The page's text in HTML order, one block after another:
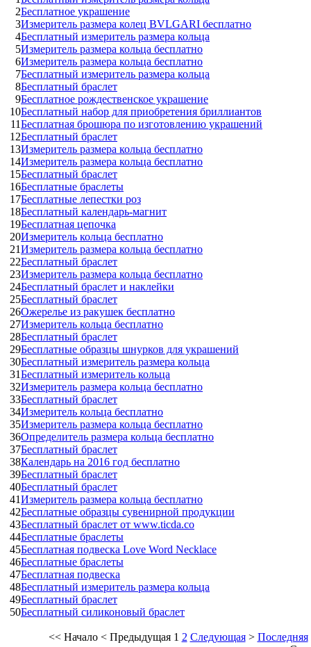
2Бесплатное украшение
3Измеритель размера колец BVLGARI бесплатно
4Бесплатный измеритель размера кольца
5Измеритель размера кольца бесплатно
6Измеритель размера кольца бесплатно
7Бесплатный измеритель размера кольца
8Бесплатный браслет
9Бесплатное рождественское украшение
10Бесплатный набор для приобретения бриллиантов
11Бесплатная брошюра по изготовлению украшений
12Бесплатный браслет
13Измеритель размера кольца бесплатно
14Измеритель размера кольца бесплатно
15Бесплатный браслет
16Бесплатные браслеты
17Бесплатные лепестки роз
18Бесплатный календарь-магнит
19Бесплатная цепочка
20Измеритель кольца бесплатно
21Измеритель размера кольца бесплатно
22Бесплатный браслет
23Измеритель размера кольца бесплатно
24Бесплатный браслет и наклейки
25Бесплатный браслет
26Ожерелье из ракушек бесплатно
27Измеритель кольца бесплатно
28Бесплатный браслет
29Бесплатные образцы шнурков для украшений
30Бесплатный измеритель размера кольца
31Бесплатный измеритель кольца
32Измеритель размера кольца бесплатно
33Бесплатный браслет
34Измеритель кольца бесплатно
35Измеритель размера кольца бесплатно
36Определитель размера кольца бесплатно
37Бесплатный браслет
38Календарь на 2016 год бесплатно
39Бесплатный браслет
40Бесплатный браслет
41Измеритель размера кольца бесплатно
42Бесплатные образцы сувенирной продукции
43Бесплатный браслет от www.ticda.co
44Бесплатные браслеты
45Бесплатная подвеска Love Word Necklace
46Бесплатные браслеты
47Бесплатная подвеска
48Бесплатный измеритель размера кольца
49Бесплатный браслет
50Бесплатный силиконовый браслет
<< Начало< Предыдущая 1 2 Следующая> Последняя